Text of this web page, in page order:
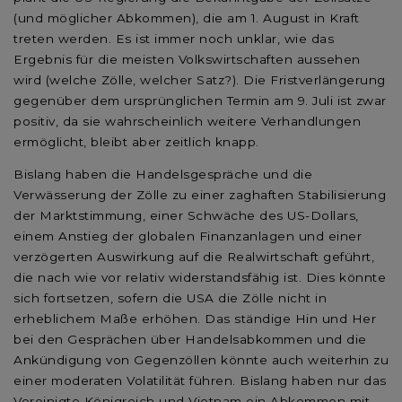
(und möglicher Abkommen), die am 1. August in Kraft
treten werden. Es ist immer noch unklar, wie das
Ergebnis für die meisten Volkswirtschaften aussehen
wird (welche Zölle, welcher Satz?). Die Fristverlängerung
gegenüber dem ursprünglichen Termin am 9. Juli ist zwar
positiv, da sie wahrscheinlich weitere Verhandlungen
ermöglicht, bleibt aber zeitlich knapp.
Bislang haben die Handelsgespräche und die
Verwässerung der Zölle zu einer zaghaften Stabilisierung
der Marktstimmung, einer Schwäche des US-Dollars,
einem Anstieg der globalen Finanzanlagen und einer
verzögerten Auswirkung auf die Realwirtschaft geführt,
die nach wie vor relativ widerstandsfähig ist. Dies könnte
sich fortsetzen, sofern die USA die Zölle nicht in
erheblichem Maße erhöhen. Das ständige Hin und Her
bei den Gesprächen über Handelsabkommen und die
Ankündigung von Gegenzöllen könnte auch weiterhin zu
einer moderaten Volatilität führen. Bislang haben nur das